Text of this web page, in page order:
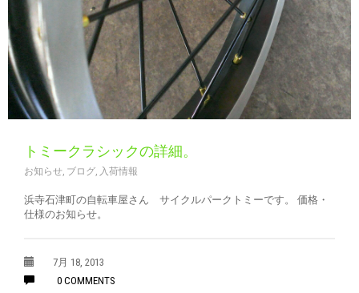
トミークラシックの詳細。
お知らせ, ブログ, 入荷情報
浜寺石津町の自転車屋さん サイクルパークトミーです。 価格・
仕様のお知らせ。
7月 18, 2013
0 COMMENTS